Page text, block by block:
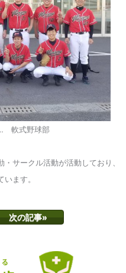
球部
サークル活動が活動しており、
ます。
次の記事»